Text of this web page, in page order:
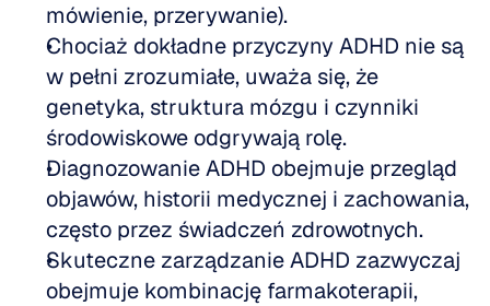
mówienie, przerywanie).
Chociaż dokładne przyczyny ADHD nie są
w pełni zrozumiałe, uważa się, że
genetyka, struktura mózgu i czynniki
środowiskowe odgrywają rolę.
Diagnozowanie ADHD obejmuje przegląd
objawów, historii medycznej i zachowania,
często przez świadczeń zdrowotnych.
Skuteczne zarządzanie ADHD zazwyczaj
obejmuje kombinację farmakoterapii,